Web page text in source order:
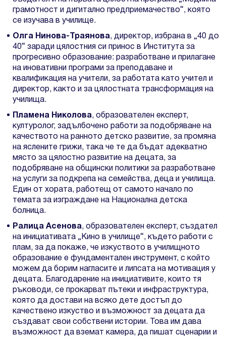
грамотност и дигитално предприемачество“, която
се изучава в училище.
Олга Нинова-Траянова, директор, избрана в „40 до
40“ заради цялостния си принос в Института за
прогресивно образование: разработване и прилагане
на иновативни програми за преподаване и
квалификация на учители, за работата като учител и
директор, както и за цялостната трансформация на
училища.
Пламена Николова, образователен експерт,
културолог, задълбочено работи за подобряване на
качеството на ранното детско развитие, за промяна
на яслените грижи, така че те да бъдат адекватно
място за цялостно развитие на децата, за
подобряване на общински политики за разработване
на услуги за подкрепа на семейства, деца и училища.
Един от хората, работещ от самото начало по
темата за изграждане на Национална детска
болница.
Ралица Асенова, образователен експерт, създател
на инициативата „Кино в училище“, където работи с
плам, за да покаже, че изкуството в училищното
образование е фундаментален инструмент, с който
можем да борим нагласите и липсата на мотивация у
децата. Благодарение на инициативите, които тя
ръководи, се прокарват пътеки и инфраструктура,
която да достави на всяко дете достъп до
качествено изкуство и възможност за децата да
създават свои собствени истории. Това им дава
възможност да вземат камера, да пишат сценарии и